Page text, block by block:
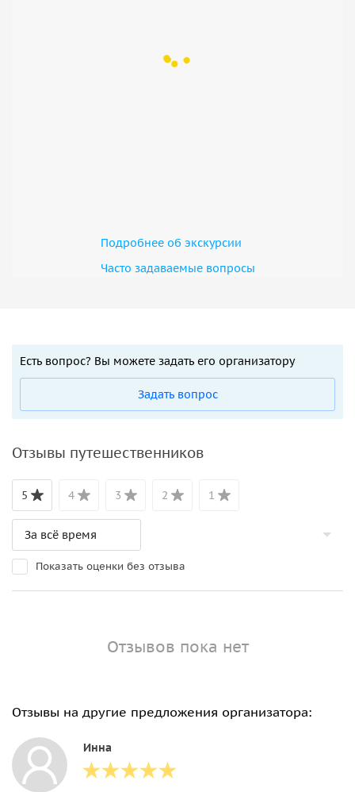
Подробнее об экскурсии
Часто задаваемые вопросы
Есть вопрос? Вы можете задать его организатору
Задать вопрос
Отзывы путешественников
5 4 3 2 1
Показать оценки без отзыва
Отзывов пока нет
Отзывы на другие предложения организатора:
Инна